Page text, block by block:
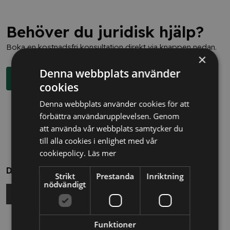
Behöver du juridisk hjälp?
Boka en kostnadsfri konsultation direkt via knappen nedan.
Boka rådgivning
Dela
Relaterade nyheter
×
Denna webbplats använder
cookies
Denna webbplats använder cookies för att
förbättra användarupplevelsen. Genom
att använda vår webbplats samtycker du
till alla cookies i enlighet med vår
cookiepolicy. Läs mer
Strikt
nödvändigt
Prestanda Inriktning
Funktioner